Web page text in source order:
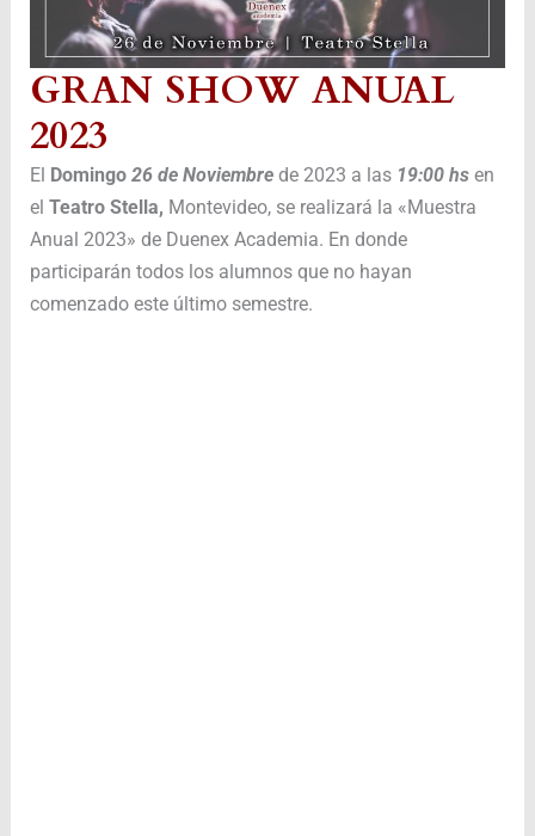
GRAN SHOW ANUAL
2023
El Domingo26 de Noviembrede 2023 a las 19:00 hs en
el Teatro Stella, Montevideo, se realizará la «Muestra
Anual 2023» de Duenex Academia. En donde
participarán todos los alumnos que no hayan
comenzado este último semestre.